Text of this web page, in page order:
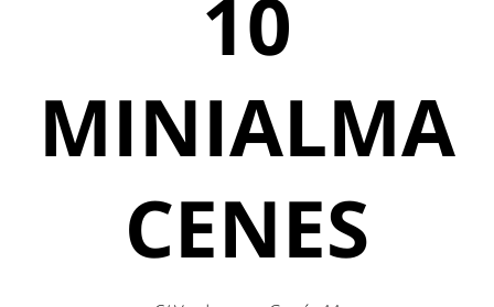
10
MINIALMA
CENES